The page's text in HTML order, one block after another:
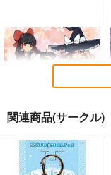
東方M-1ぐらんぷり音
楽集３
関連商品(サークル)